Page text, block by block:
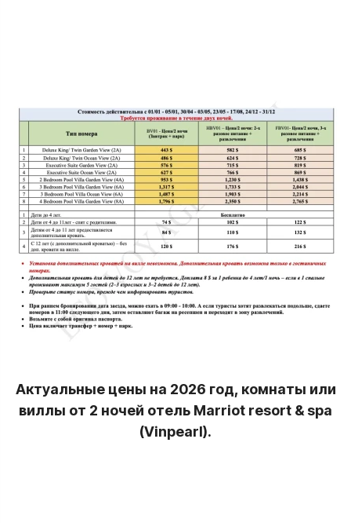
Актуальные цены на 2026 год, комнаты или
виллы от 2 ночей отель Marriot resort & spa
(Vinpearl).